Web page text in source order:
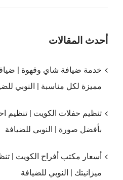
أحدث المقالات
خدمة ضيافة شاي وقهوة |
مميزة لكل مناسبة | النوبي
تنظيم حفلات الكويت | تنظيم
بأفضل صورة | النوبي للضيافة
أسعار مكتب أفراح الكويت |
ميزانيتك | النوبي للضيافة